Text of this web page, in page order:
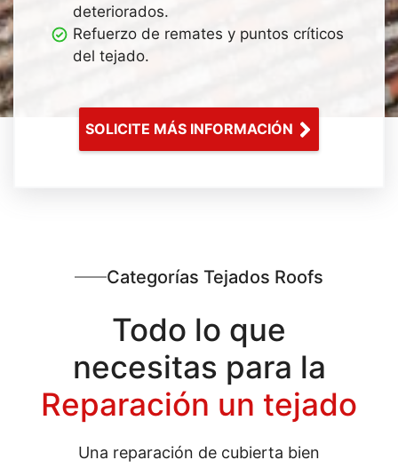
deteriorados.
Refuerzo de remates y puntos críticos
del tejado.
SOLICITE MÁS INFORMACIÓN
Categorías Tejados Roofs
Todo lo que
necesitas para la
Reparación un tejado
Una reparación de cubierta bien